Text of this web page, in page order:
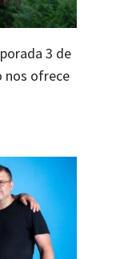
3 de
nos ofrece